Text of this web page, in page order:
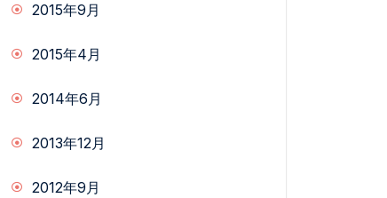
2015年9月
2015年4月
2014年6月
2013年12月
2012年9月